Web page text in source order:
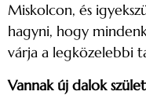
Miskolcon, és
hagyni, hogy
várja a legközelebbi
Vannak új dalok